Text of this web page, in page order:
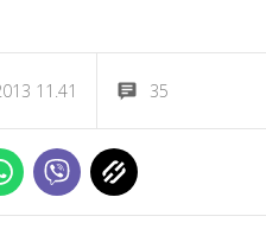
11.41 35